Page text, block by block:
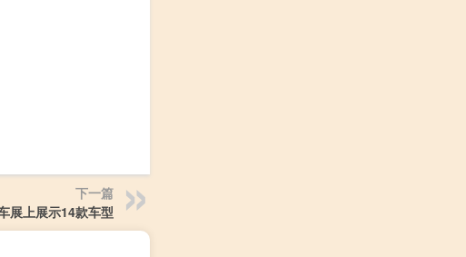
下一篇
展上展示14款车型